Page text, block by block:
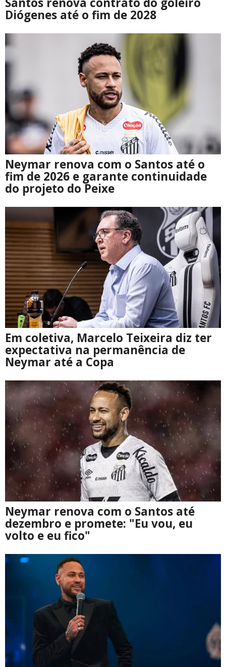
Diógenes até o fim de 2028
Neymar renova com o Santos até o
fim de 2026 e garante continuidade
do projeto do Peixe
Em coletiva, Marcelo Teixeira diz ter
expectativa na permanência de
Neymar até a Copa
Neymar renova com o Santos até
dezembro e promete: "Eu vou, eu
volto e eu fico"